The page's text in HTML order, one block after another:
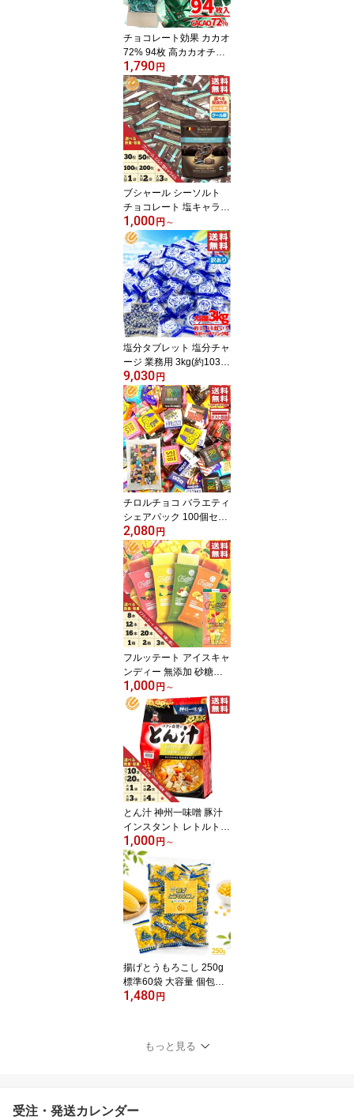
チョコレート効果 カカオ
72% 94枚 高カカオチョ
コレート 大容量 カカオ7
0%以上 訳あり メール便
コストコ 通販 送料無料
1,790 円
ブシャール シーソルト
チョコレート 塩キャラメ
ル ミルクキャラメル ベ
ルギー 個包装 大容量 選
べる 30枚 50枚 100枚 20
0枚 1袋 2袋 3袋 BOUCH
ARD 訳あり メール便 コ
ストコ 通販 送料無料
1,000 円 ～
塩分タブレット 塩分チャ
ージ 業務用 3kg(約1030
粒) 大容量 スポーツドリ
ンク味 UHA味覚糖 塩分
レスキュータブレット 熱
中症 対策 コストコ 通販
送料無料
9,030 円
チロルチョコ バラエティ
シェアパック 100個セッ
ト 大容量 バレンタイン
ばらまき 送料無料
2,080 円
フルッテート アイスキャ
ンディー 無添加 砂糖不
使用アイス フルーツ 凍
らせて食べるシャーベッ
ト 常温保存可 選べる 8本
12本 16本 20本 1箱 2箱
3箱 frutteto 詰め合わせ
訳あり メール便 コスト
コ 通販 送料無料
1,000 円 ～
とん汁 神州一味噌 豚汁
インスタント レトルト
業務用 選べる 10食 20食
1袋 2袋 3袋 4袋 1000円
ポッキリ メール便 コス
トコ 通販 送料無料
1,000 円 ～
揚げとうもろこし 250g
標準60袋 大容量 個包装
シェアパック おつまみ
ない やみつき お徳用
1,480 円
もっと見る
受注・発送カレンダー